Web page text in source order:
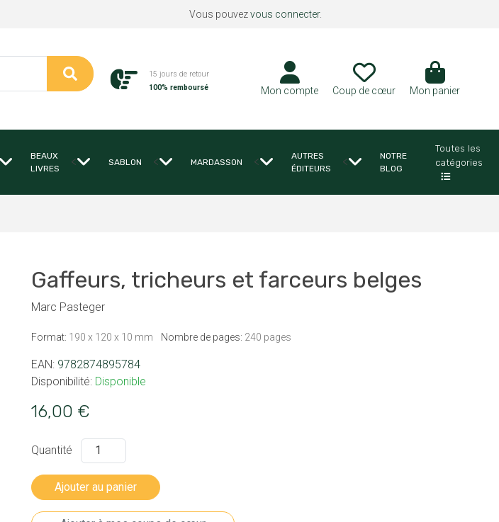
Vous pouvezvous connecter.
15 jours de retour
100% remboursé
Mon compte Coup de cœur Mon panier
BEAUX
LIVRES
< SABLON < MARDASSON <
AUTRES
ÉDITEURS
<
NOTRE
BLOG
Toutes les
catégories
Gaffeurs, tricheurs et farceurs belges
Marc Pasteger
Format: 190 x 120 x 10 mm Nombre de pages: 240 pages
EAN: 9782874895784
Disponibilité: Disponible
16,00 €
Quantité